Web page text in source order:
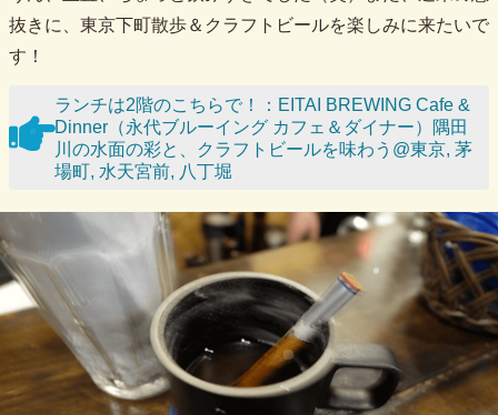
抜きに、東京下町散歩＆クラフトビールを楽しみに来たいで
す！
ランチは2階のこちらで！：EITAI BREWING Cafe &
Dinner（永代ブルーイング カフェ＆ダイナー）隅田
川の水面の彩と、クラフトビールを味わう@東京, 茅
場町, 水天宮前, 八丁堀